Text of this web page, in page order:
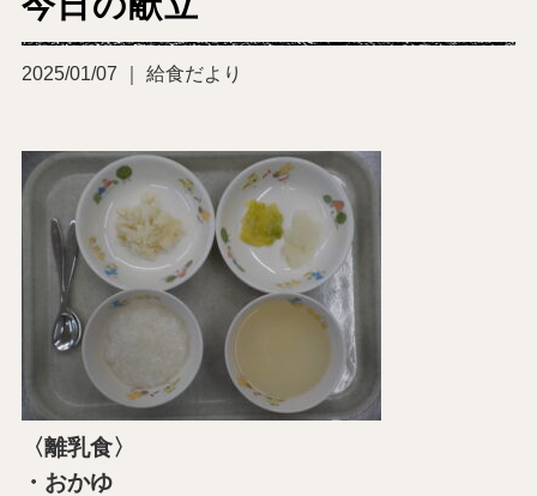
2025/01/07 ｜ 給食だより
〈離乳食〉
・おかゆ